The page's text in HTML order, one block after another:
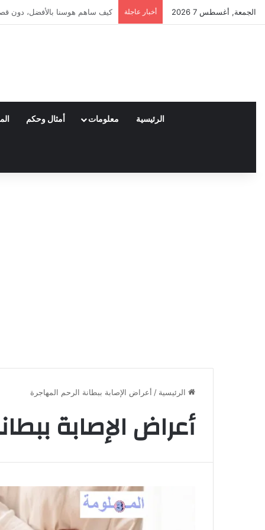
الجمعة, أغسطس 7 2026 أخبار عاجلة العملاء واختياراتهم لمنتجات
الرئيسية معلومات أمثال وحكم
الرئيسية / أعراض الإصابة ببطانة الرحم المهاجرة
أعراض الإصابة